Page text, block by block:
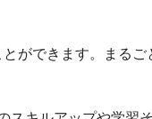
ができます。まるご